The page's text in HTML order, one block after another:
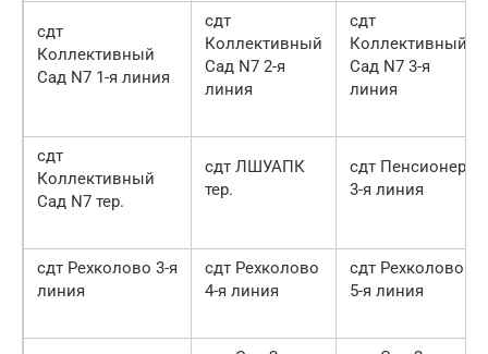
сдт
Коллективный
Сад N7 1-я линия
сдт
Коллективный
Сад N7 2-я
линия
сдт
Коллективный
Сад N7 3-я
линия
сдт
Коллективный
Сад N7 тер.
сдт ЛШУАПК
тер.
сдт Пенсионер
3-я линия
сдт Рехколово 3-я
линия
сдт Рехколово
4-я линия
сдт Рехколово
5-я линия